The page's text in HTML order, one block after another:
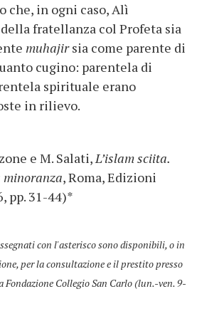
che, in ogni caso, Alì
fratellanza col Profeta sia
muhajirsia come parente di
cugino: parentela di
spirituale erano
in rilievo.
e M. Salati,L’islam sciita.
, Roma, Edizioni
pp. 31-44)*
con l'asterisco sono disponibili, o in
per la consultazione e il prestito presso
Fondazione Collegio San Carlo (lun.-ven. 9-